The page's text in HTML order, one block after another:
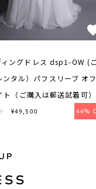
ィングドレス dsp1-OW (
ンタル）パフスリーブ オ
ト（ご購入は郵送試着可）
¥49,500 44%